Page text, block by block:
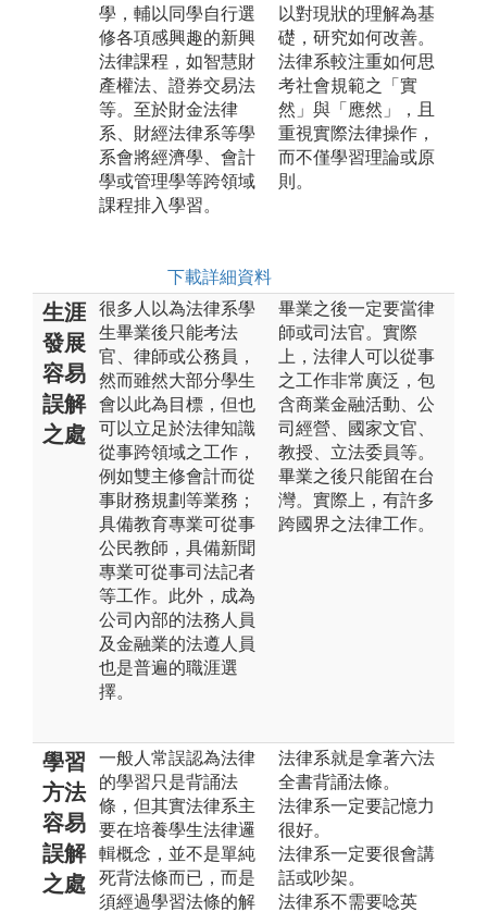
學，輔以同學自行選
修各項感興趣的新興
法律課程，如智慧財
產權法、證券交易法
等。至於財金法律
系、財經法律系等學
系會將經濟學、會計
學或管理學等跨領域
課程排入學習。
下載詳細資料
以對現狀的理解為基
礎，研究如何改善。
法律系較注重如何思
考社會規範之「實
然」與「應然」，且
重視實際法律操作，
而不僅學習理論或原
則。
生涯
發展
容易
誤解
之處
很多人以為法律系學
生畢業後只能考法
官、律師或公務員，
然而雖然大部分學生
會以此為目標，但也
可以立足於法律知識
從事跨領域之工作，
例如雙主修會計而從
事財務規劃等業務；
具備教育專業可從事
公民教師，具備新聞
專業可從事司法記者
等工作。此外，成為
公司內部的法務人員
及金融業的法遵人員
也是普遍的職涯選
擇。
畢業之後一定要當律
師或司法官。實際
上，法律人可以從事
之工作非常廣泛，包
含商業金融活動、公
司經營、國家文官、
教授、立法委員等。
畢業之後只能留在台
灣。實際上，有許多
跨國界之法律工作。
學習
方法
容易
誤解
之處
一般人常誤認為法律
的學習只是背誦法
條，但其實法律系主
要在培養學生法律邏
輯概念，並不是單純
死背法條而已，而是
須經過學習法條的解
法律系就是拿著六法
全書背誦法條。
法律系一定要記憶力
很好。
法律系一定要很會講
話或吵架。
法律系不需要唸英